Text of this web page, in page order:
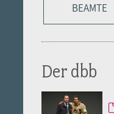
BEAMTE
Der dbb